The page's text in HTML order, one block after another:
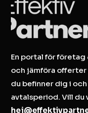
En portal för
och jämföra offerter
du befinner dig i
avtalsperiod. Vill du